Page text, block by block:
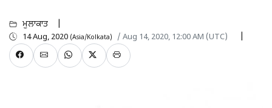
ਮੁਲਾਕਾਤ
14 Aug, 2020 (Asia/Kolkata) / Aug 14, 2020, 12:00 AM (UTC)